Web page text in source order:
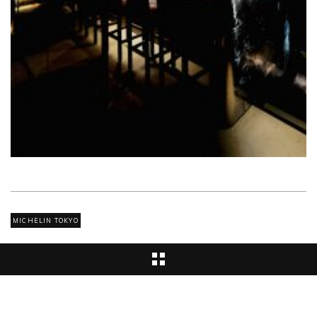
MICHELIN TOKYO